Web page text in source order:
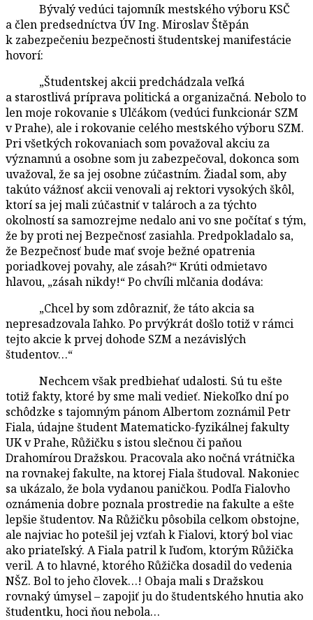
Bývalý vedúci tajomník mestského výboru KSČ
a člen predsedníctva ÚV Ing. Miroslav Štěpán
k zabezpečeniu bezpečnosti študentskej manifestácie
hovorí:
„Študentskej akcii predchádzala veľká
a starostlivá príprava politická a organizačná. Nebolo to
len moje rokovanie s Ulčákom (vedúci funkcionár SZM
v Prahe), ale i rokovanie celého mestského výboru SZM.
Pri všetkých rokovaniach som považoval akciu za
významnú a osobne som ju zabezpečoval, dokonca som
uvažoval, že sa jej osobne zúčastním. Žiadal som, aby
takúto vážnosť akcii venovali aj rektori vysokých škôl,
ktorí sa jej mali zúčastniť v talároch a za týchto
okolností sa samozrejme nedalo ani vo sne počítať s tým,
že by proti nej Bezpečnosť zasiahla. Predpokladalo sa,
že Bezpečnosť bude mať svoje bežné opatrenia
poriadkovej povahy, ale zásah?“ Krúti odmietavo
hlavou, „zásah nikdy!“ Po chvíli mlčania dodáva:
„Chcel by som zdôrazniť, že táto akcia sa
nepresadzovala ľahko. Po prvýkrát došlo totiž v rámci
tejto akcie k prvej dohode SZM a nezávislých
študentov…“
Nechcem však predbiehať udalosti. Sú tu ešte
totiž fakty, ktoré by sme mali vedieť. Niekoľko dní po
schôdzke s tajomným pánom Albertom zoznámil Petr
Fiala, údajne študent Matematicko-fyzikálnej fakulty
UK v Prahe, Růžičku s istou slečnou či paňou
Drahomírou Dražskou. Pracovala ako nočná vrátnička
na rovnakej fakulte, na ktorej Fiala študoval. Nakoniec
sa ukázalo, že bola vydanou paničkou. Podľa Fialovho
oznámenia dobre poznala prostredie na fakulte a ešte
lepšie študentov. Na Růžičku pôsobila celkom obstojne,
ale najviac ho potešil jej vzťah k Fialovi, ktorý bol viac
ako priateľský. A Fiala patril k ľuďom, ktorým Růžička
veril. A to hlavné, ktorého Růžička dosadil do vedenia
NŠZ. Bol to jeho človek…! Obaja mali s Dražskou
rovnaký úmysel – zapojiť ju do študentského hnutia ako
študentku, hoci ňou nebola…